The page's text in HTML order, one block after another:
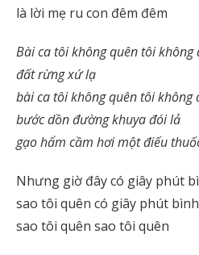
là lời mẹ ru con đêm đêm
Bài ca tôi không quên tôi không
đất rừng xứ lạ
bài ca tôi không quên tôi không
bước dồn đường khuya đói lả
gạo hẩm cầm hơi một điếu
Nhưng giờ đây có giây phút
sao tôi quên có giây phút
sao tôi quên sao tôi quên